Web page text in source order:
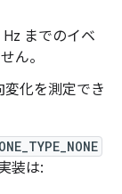
までのイベ
ん。
化を測定でき
装は: